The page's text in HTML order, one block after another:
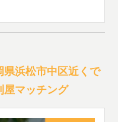
浜松市中区近くで
屋マッチング